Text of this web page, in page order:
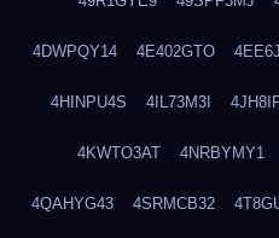
4DWPQY14 4E402GTO
4HINPU4S 4IL73M3I
4KWTO3AT 4NRBYMY1
4QAHYG43 4SRMCB32